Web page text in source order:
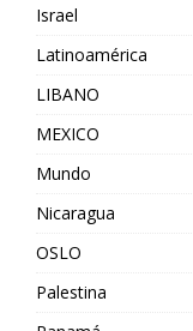
Israel
Latinoamérica
LIBANO
MEXICO
Mundo
Nicaragua
OSLO
Palestina